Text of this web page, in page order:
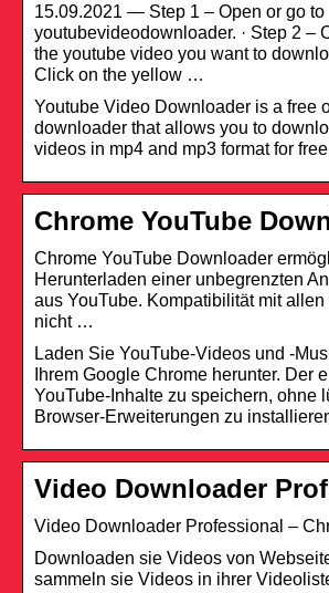
15.09.2021 — Step 1 – Open or go to
youtubevideodownloader. · Step 2 –
the youtube video you want to
Click on the yellow …
Youtube Video Downloader is a free
downloader that allows you to
videos in mp4 and mp3 format for
Chrome YouTube
Chrome YouTube Downloader
Herunterladen einer unbegrenzten
aus YouTube. Kompatibilität mit
nicht …
Laden Sie YouTube-Videos und -
Ihrem Google Chrome herunter. Der
YouTube-Inhalte zu speichern, ohne
Browser-Erweiterungen zu
Video Downloader
Video Downloader Professional –
Downloaden sie Videos von
sammeln sie Videos in ihrer